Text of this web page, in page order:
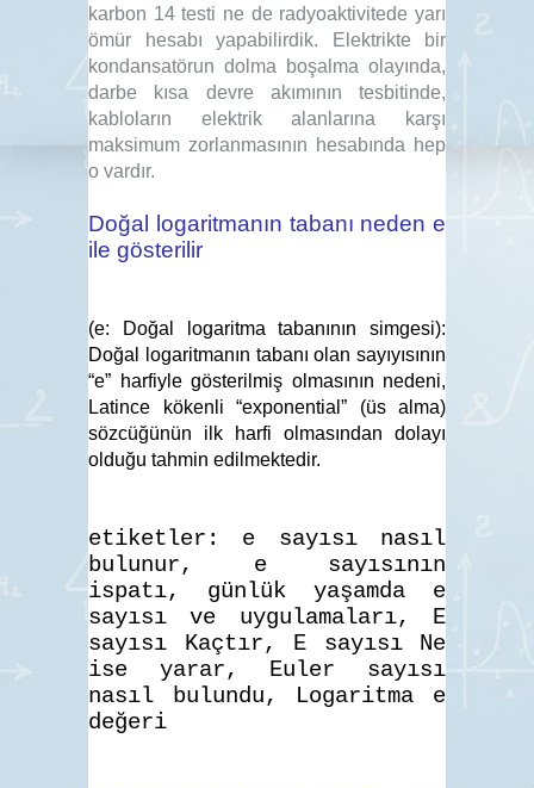
karbon 14 testi ne de radyoaktivitede yarı
ömür hesabı yapabilirdik. Elektrikte bir
kondansatörun dolma boşalma olayında,
darbe kısa devre akımının tesbitinde,
kabloların elektrik alanlarına karşı
maksimum zorlanmasının hesabında hep
o vardır.
Doğal logaritmanın tabanı neden e
ile gösterilir
(e: Doğal logaritma tabanının simgesi):
Doğal logaritmanın tabanı olan sayıyısının
“e” harfiyle gösterilmiş olmasının nedeni,
Latince kökenli “exponential” (üs alma)
sözcüğünün ilk harfi olmasından dolayı
olduğu tahmin edilmektedir.
etiketler: e sayısı nasıl
bulunur, e sayısının
ispatı, günlük yaşamda e
sayısıve uygulamaları, E
sayısı Kaçtır, E sayısı Ne
ise yarar, Euler sayısı
nasıl bulundu, Logaritma e
değeri